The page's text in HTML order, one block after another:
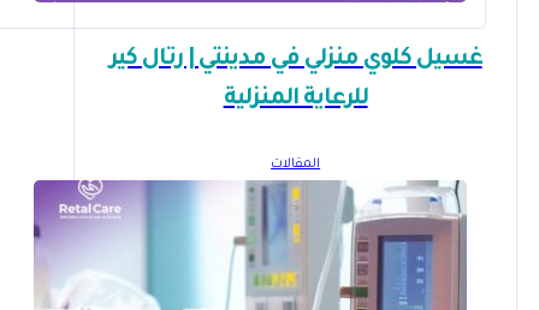
غسيل كلوي منزلي في مدينتي | رتال كير
للرعاية المنزلية
المقالات